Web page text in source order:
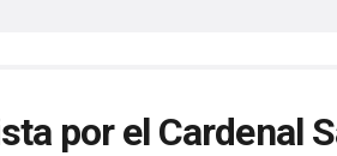
por el Cardenal